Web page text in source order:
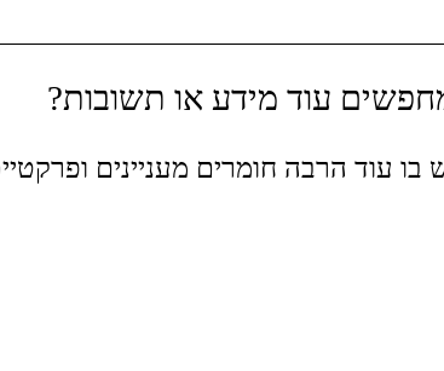
עוד מידע או תשובות?
עוד הרבה חומרים מעניינים